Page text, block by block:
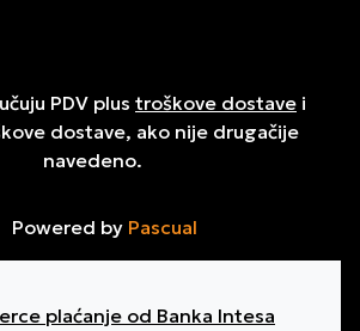
PDV plus troškove dostave i
dostave, ako nije drugačije
navedeno.
Powered by Pascual